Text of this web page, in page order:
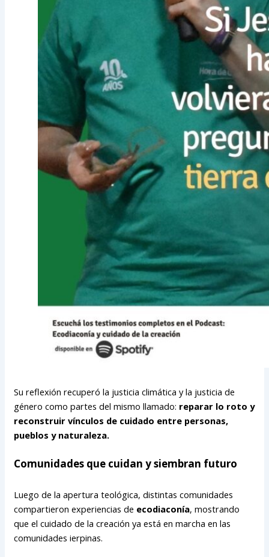
Su reflexión recuperó la justicia climática y la justicia de
género como partes del mismo llamado: reparar lo roto y
reconstruir vínculos de cuidado entre personas,
pueblos y naturaleza.
Comunidades que cuidan y siembran futuro
Luego de la apertura teológica, distintas comunidades
compartieron experiencias de ecodiaconía, mostrando
que el cuidado de la creación ya está en marcha en las
comunidades ierpinas.